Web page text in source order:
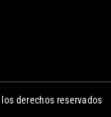
derechos reservados